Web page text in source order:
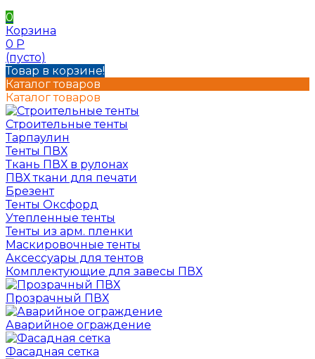
0
Корзина
0 Р
(пусто)
Товар в корзине!
Каталог товаров
Каталог товаров
Строительные тенты
Тарпаулин
Тенты ПВХ
Ткань ПВХ в рулонах
ПВХ ткани для печати
Брезент
Тенты Оксфорд
Утепленные тенты
Тенты из арм. пленки
Маскировочные тенты
Аксессуары для тентов
Комплектующие для завесы ПВХ
Прозрачный ПВХ
Аварийное ограждение
Фасадная сетка